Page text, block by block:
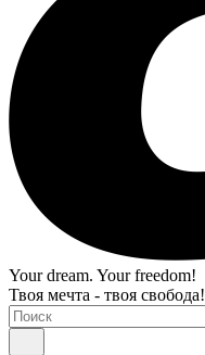
Your dream. Your freedom!
Твоя мечта - твоя свобода!